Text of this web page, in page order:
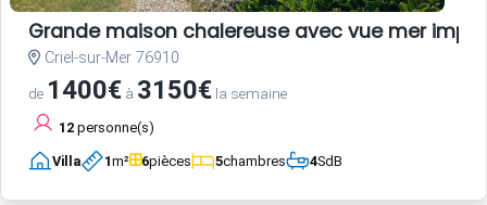
Grande maison chalereuse avec vue mer
Criel-sur-Mer 76910
de 1400€ à 3150€ la semaine
12 personne(s)
Villa 1m² 6pièces 5chambres 4SdB